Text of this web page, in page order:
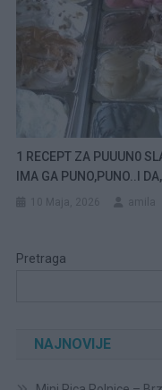
1 RECEPT ZA PUUUN0
IMA GA PUNO,PUNO..I
Pretraga
NAJNOVIJE